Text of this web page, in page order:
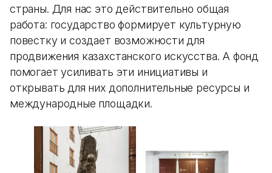
страны. Для нас это действительно общая
работа: государство формирует культурную
повестку и создает возможности для
продвижения казахстанского искусства. А фонд
помогает усиливать эти инициативы и
открывать для них дополнительные ресурсы и
международные площадки.